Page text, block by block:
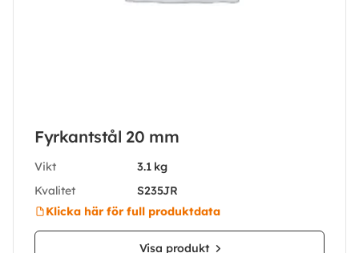
Fyrkantstål 20 mm
Vikt
3.1 kg
Kvalitet
S235JR
Klicka här för full produktdata
Visa produkt